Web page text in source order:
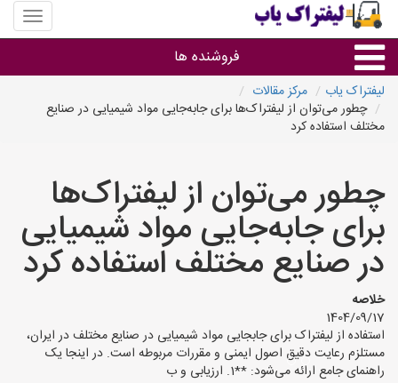
منوی
سایت
یاب
فروشنده ها
گروه ها
لیفتراک یاب
مرکز مقالات
چطور می‌توان از لیفتراک‌ها برای جابه‌جایی مواد شیمیایی در صنایع
مختلف استفاده کرد
چطور می‌توان از لیفتراک‌ها
برای جابه‌جایی مواد شیمیایی
در صنایع مختلف استفاده کرد
خلاصه
1404/09/17
استفاده از لیفتراک برای جابجایی مواد شیمیایی در صنایع مختلف در ایران،
مستلزم رعایت دقیق اصول ایمنی و مقررات مربوطه است. در اینجا یک
راهنمای جامع ارائه می‌شود: **1. ارزیابی و ب